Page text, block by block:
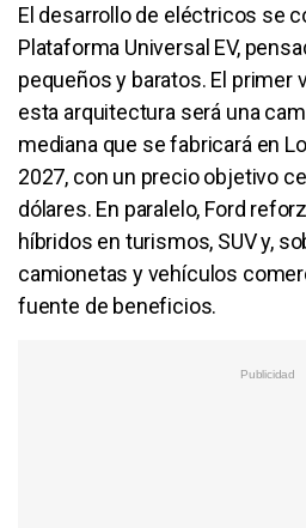
El desarrollo de eléctricos se
Plataforma Universal EV,
pequeños y baratos. El primer
esta arquitectura será una
mediana que se fabricará en
2027, con un precio objetivo
dólares. En paralelo, Ford
híbridos en turismos, SUV y,
camionetas y vehículos
fuente de beneficios.